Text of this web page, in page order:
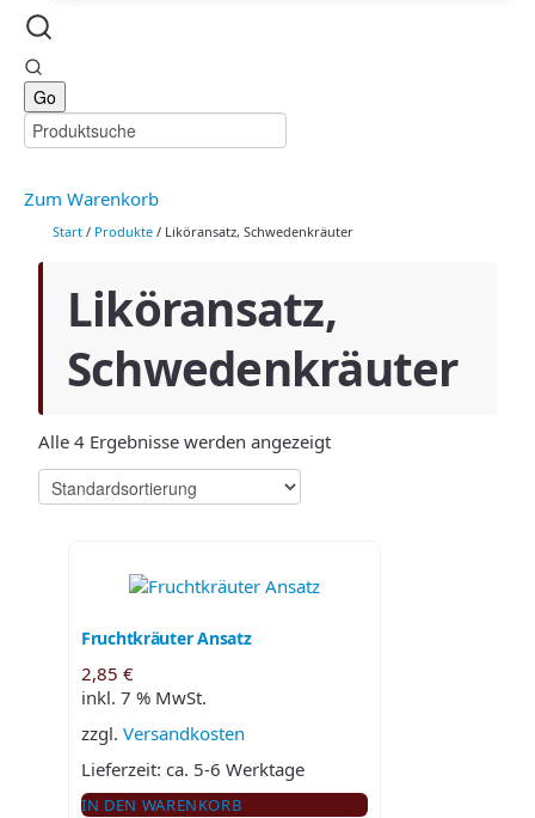
Zum Warenkorb
Start / Produkte / Liköransatz, Schwedenkräuter
Liköransatz,
Schwedenkräuter
Alle 4 Ergebnisse werden angezeigt
Fruchtkräuter Ansatz
2,85 €
inkl. 7 % MwSt.
zzgl. Versandkosten
Lieferzeit: ca. 5-6 Werktage
IN DEN WARENKORB